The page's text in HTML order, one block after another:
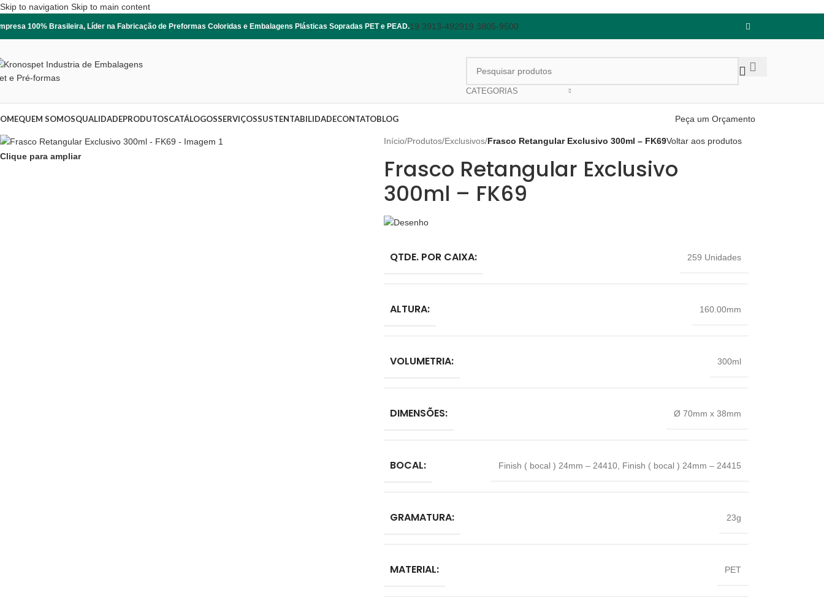
Skip to navigation Skip to main content
100% Brasileira, Líder na Fabricação de Preformas Coloridas e Embalagens Plásticas Sopradas PET e PEAD.19 3913-492919 3805-9500
CATEGORIAS
QUEM SOMOSQUALIDADEPRODUTOSCATÁLOGOSSERVIÇOSSUSTENTABILIDADECONTATOBLOG Peça um Orçamento
Clique para ampliar
Início/Produtos/Exclusivos/Frasco Retangular Exclusivo 300ml – FK69Voltar aos produtos
Frasco Retangular Exclusivo
300ml – FK69
QTDE. POR CAIXA: 259 Unidades
ALTURA: 160.00mm
VOLUMETRIA: 300ml
DIMENSÕES: Ø 70mm x 38mm
BOCAL: Finish ( bocal ) 24mm – 24410, Finish ( bocal ) 24mm – 24415
GRAMATURA: 23g
MATERIAL: PET